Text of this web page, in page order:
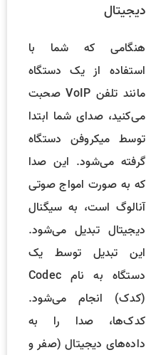
دیجیتال
هنگامی که شما با
استفاده از یک دستگاه
مانند تلفن VoIP صحبت
می‌کنید، صدای شما ابتدا
توسط میکروفن دستگاه
گرفته می‌شود. این صدا
که به صورت امواج صوتی
آنالوگ است، به سیگنال
دیجیتال تبدیل می‌شود.
این تبدیل توسط یک
دستگاه به نام Codec
(کدک) انجام می‌شود.
کدک‌ها، صدا را به
داده‌های دیجیتال (صفر و